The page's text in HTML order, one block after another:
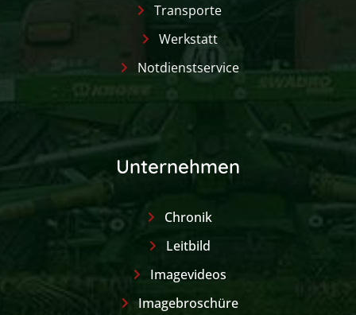
Transporte
Werkstatt
Notdienstservice
Unternehmen
Chronik
Leitbild
Imagevideos
Imagebroschüre